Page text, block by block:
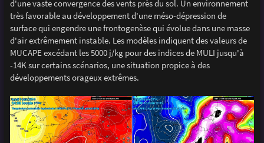
d'une vaste convergence des vents près du sol. Un environnement
très favorable au développement d'une méso-dépression de
surface qui engendre une frontogenèse qui évolue dans une masse
d'air extrêmement instable. Les modèles indiquent des valeurs de
MUCAPE excédant les 5000 j/kg pour des indices de MULI jusqu'à
-14K sur certains scénarios, une situation propice à des
développements orageux extrêmes.